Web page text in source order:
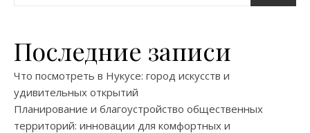
Последние записи
Что посмотреть в Нукусе: город искусств и
удивительных открытий
Планирование и благоустройство общественных
территорий: инновации для комфортных и